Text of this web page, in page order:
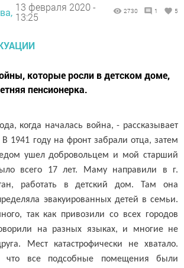
13 февраля 2020 -
13:25
2730 1 5
которые росли в детском доме,
пенсионерка.
когда началась война, - рассказывает
1941 году на фронт забрали отца, затем
ушел добровольцем и мой старший
всего 17 лет. Маму направили в г.
работать в детский дом. Там она
эвакуированных детей в семьи.
так как привозили со всех городов
на разных языках, и многие не
Мест катастрофически не хватало.
что все подсобные помещения были